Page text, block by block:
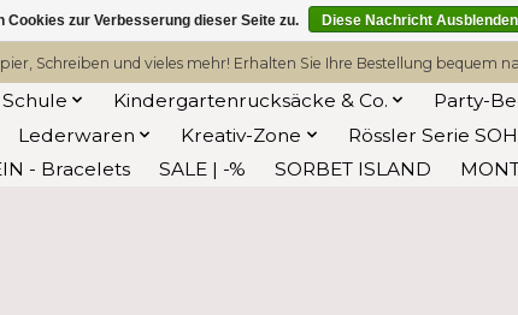
Schreiben und vieles mehr! Erhalten Sie Ihre Bestellung bequem
Schule Kindergartenrucksäcke & Co. Party-
Lederwaren Kreativ-Zone Rössler Serie
- Bracelets
SALE | -% SORBET ISLAND
Cookies zur Verbesserung dieser Seite zu. Diese Nachricht Ausblenden